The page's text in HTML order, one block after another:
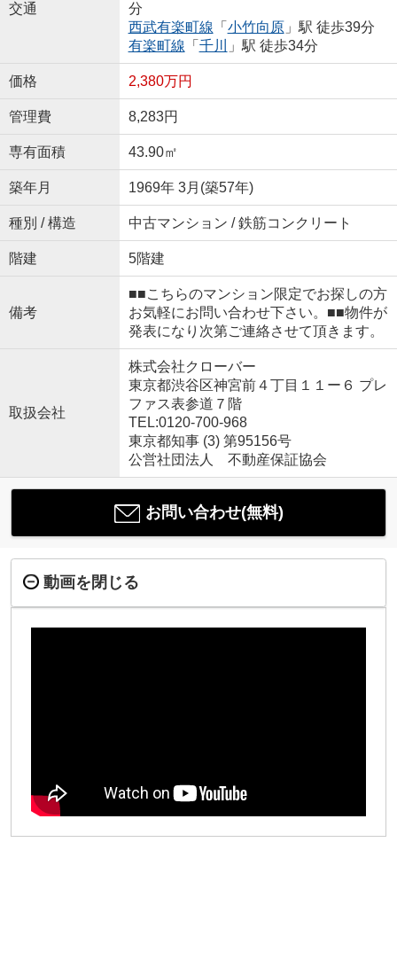
交通
分
西武有楽町線 「 小竹向原」駅 徒歩39分
有楽町線 「 千川 」駅 徒歩34分
価格 2,380万円
管理費 8,283円
専有面積 43.90㎡
築年月 1969年 3月(築57年)
種別 / 構造 中古マンション / 鉄筋コンクリート
階建 5階建
備考
■■こちらのマンション限定でお探しの方
お気軽にお問い合わせ下さい。■■物件が
発表になり次第ご連絡させて頂きます。
取扱会社
株式会社クローバー
東京都渋谷区神宮前４丁目１１ー６ プレ
ファス表参道７階
TEL:0120-700-968
東京都知事 (3) 第95156号
公営社団法人 不動産保証協会
お問い合わせ(無料)
動画を閉じる